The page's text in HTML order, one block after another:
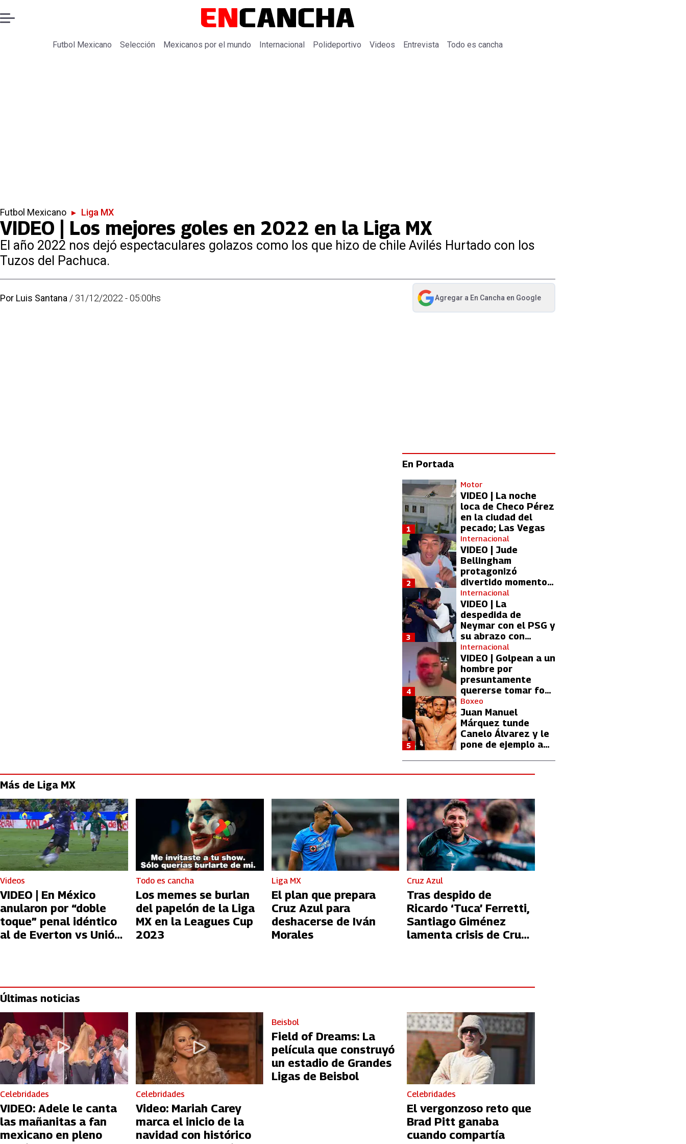
Futbol Mexicano Selección Mexicanos por el mundo Internacional Polideportivo Videos Entrevista Todo es cancha
Futbol Mexicano ▸ Liga MX
VIDEO | Los mejores goles en 2022 en la Liga MX
El año 2022 nos dejó espectaculares golazos como los que hizo de chile Avilés Hurtado con los
Tuzos del Pachuca.
Por Luis Santana / 31/12/2022 - 05:00hs Agregar a En Cancha en Google
abre en nueva pestaña
En Portada
Motor
VIDEO | La noche
loca de Checo Pérez
en la ciudad del
pecado; Las Vegas
1
Internacional
VIDEO | Jude
Bellingham
protagonizó
divertido momento
con aficionada del
Real Madrid
2
Internacional
VIDEO | La
despedida de
Neymar con el PSG y
su abrazo con
Kylian Mbappé
3
Internacional
VIDEO | Golpean a un
hombre por
presuntamente
quererse tomar foto
con Lionel Messi
4
Boxeo
Juan Manuel
Márquez tunde
Canelo Álvarez y le
pone de ejemplo a
5
Más de Liga MX
Videos
VIDEO | En México
anularon por “doble
toque” penal idéntico
al de Everton vs Unión
Todo es cancha
Los memes se burlan
del papelón de la Liga
MX en la Leagues Cup
2023
Liga MX
El plan que prepara
Cruz Azul para
deshacerse de Iván
Morales
Cruz Azul
Tras despido de
Ricardo ‘Tuca’ Ferretti,
Santiago Giménez
lamenta crisis de Cruz
Últimas noticias
Celebridades
VIDEO: Adele le canta
las mañanitas a fan
mexicano en pleno
Celebridades
Video: Mariah Carey
marca el inicio de la
navidad con histórico
Beisbol
Field of Dreams: La
película que construyó
un estadio de Grandes
Ligas de Beisbol
Celebridades
El vergonzoso reto que
Brad Pitt ganaba
cuando compartía